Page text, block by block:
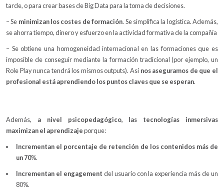
tarde, o para crear bases de Big Data para la toma de decisiones.
– Se minimizan los costes de formación. Se simplifica la logística. Además,
se ahorra tiempo, dinero y esfuerzo en la actividad formativa de la compañía
– Se obtiene una homogeneidad internacional en las formaciones que es
imposible de conseguir mediante la formación tradicional (por ejemplo, un
Role Play nunca tendrá los mismos outputs). Así nos aseguramos de que el
profesional está aprendiendo los puntos claves que se esperan.
Además, a nivel psicopedagógico, las tecnologías inmersivas
maximizan el aprendizajeporque:
Incrementan el porcentaje de retención de los contenidos más de
un 70%.
Incrementan el engagement del usuario con la experiencia más de un
80%.